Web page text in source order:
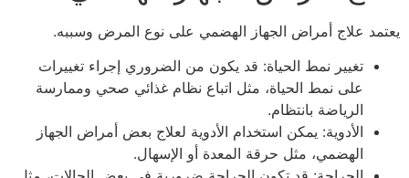
يعتمد علاج أمراض الجهاز الهضمي على نوع المرض وسببه.
تغيير نمط الحياة: قد يكون من الضروري إجراء تغييرات
على نمط الحياة، مثل اتباع نظام غذائي صحي وممارسة
الرياضة بانتظام.
الأدوية: يمكن استخدام الأدوية لعلاج بعض أمراض الجهاز
الهضمي، مثل حرقة المعدة أو الإسهال.